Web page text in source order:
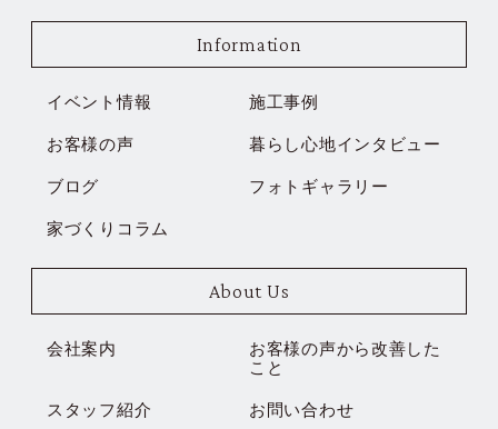
Information
イベント情報
施工事例
お客様の声
暮らし心地インタビュー
ブログ
フォトギャラリー
家づくりコラム
About Us
会社案内 お客様の声から改善した
こと
スタッフ紹介
お問い合わせ